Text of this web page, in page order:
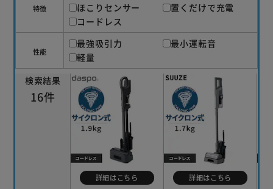
特徴
ほこりセンサー
置くだけで充電
コードレス
性能
最強吸引力
最小運転音
軽量
詳細はこちら 詳細はこちら
検索結果
16件